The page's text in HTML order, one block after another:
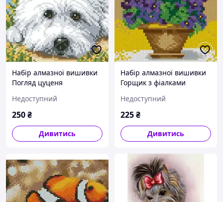
Набір алмазної вишивки
Погляд цуценя
Недоступний
250₴
Дивитись
Набір алмазної вишивки
Горщик з фіалками
Недоступний
225₴
Дивитись